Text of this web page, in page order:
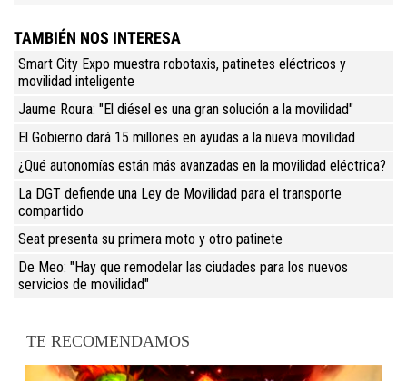
TAMBIÉN NOS INTERESA
Smart City Expo muestra robotaxis, patinetes eléctricos y
movilidad inteligente
Jaume Roura: "El diésel es una gran solución a la movilidad"
El Gobierno dará 15 millones en ayudas a la nueva movilidad
¿Qué autonomías están más avanzadas en la movilidad eléctrica?
La DGT defiende una Ley de Movilidad para el transporte
compartido
Seat presenta su primera moto y otro patinete
De Meo: "Hay que remodelar las ciudades para los nuevos
servicios de movilidad"
TE RECOMENDAMOS